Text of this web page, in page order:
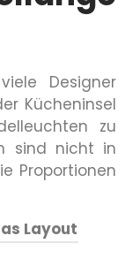
Designer
Kücheninsel
zu
sind nicht in
Proportionen
Layout